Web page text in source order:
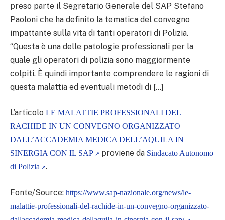
preso parte il Segretario Generale del SAP Stefano
Paoloni che ha definito la tematica del convegno
impattante sulla vita di tanti operatori di Polizia.
“Questa è una delle patologie professionali per la
quale gli operatori di polizia sono maggiormente
colpiti. È quindi importante comprendere le ragioni di
questa malattia ed eventuali metodi di […]
L’articolo LE MALATTIE PROFESSIONALI DEL
RACHIDE IN UN CONVEGNO ORGANIZZATO
DALL’ACCADEMIA MEDICA DELL’AQUILA IN
SINERGIA CON IL SAP
proviene da Sindacato Autonomo
di Polizia
.
Fonte/Source: https://www.sap-nazionale.org/news/le-
malattie-professionali-del-rachide-in-un-convegno-organizzato-